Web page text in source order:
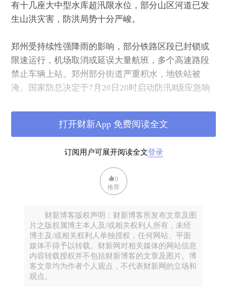
有十几座大中型水库超汛限水位，部分山区河道已发
生山洪灾害，防洪局势十分严峻。
郑州受持续性强降雨的影响，部分铁路区段已封锁或
限速运行，机场取消或延误大量航班，多个高速路段
禁止车辆上站。郑州部分街道严重积水，地铁站被
淹。国家防总决定于7月20日20时启动防汛Ⅱ级应急响
（来源：新华网）
大暴雨成因
订阅用户可展开阅读全文登录
打开财新App 免费阅读全文
0
推荐
财新博客版权声明：财新博客所发布文章及图
片之版权属博主本人及/或相关权利人所有，未经
博主及/或相关权利人单独授权，任何网站、平面
媒体不得予以转载。财新网对相关媒体的网站信息
内容转载授权并不包括财新博客的文章及图片。博
客文章均为作者个人观点，不代表财新网的立场和
观点。